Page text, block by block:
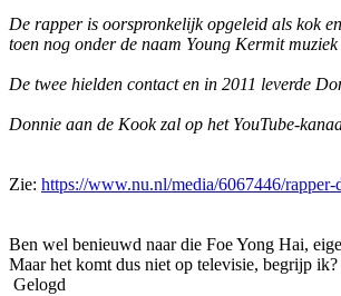
De rapper is oorspronkelijk opgeleid als kok
toen nog onder de naam Young Kermit
De twee hielden contact en in 2011 leverde
Donnie aan de Kook zal op het YouTube-
Zie: https://www.nu.nl/media/6067446/rapper-
Ben wel benieuwd naar die Foe Yong Hai,
Maar het komt dus niet op televisie, begrijp
Gelogd